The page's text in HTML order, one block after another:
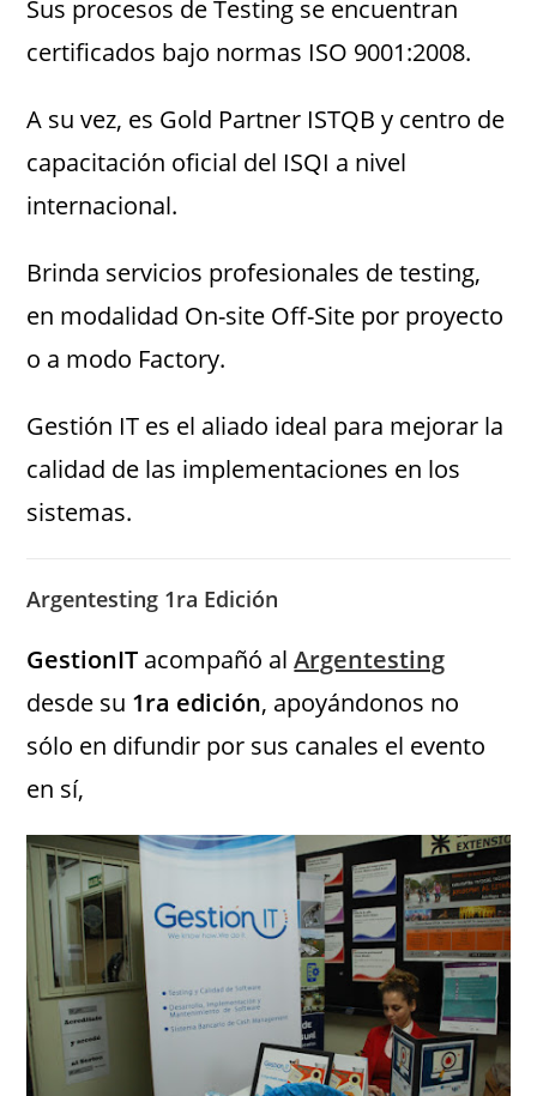
Sus procesos de Testing se encuentran
certificados bajo normas ISO 9001:2008.
A su vez, es Gold Partner ISTQB y centro de
capacitación oficial del ISQI a nivel
internacional.
Brinda servicios profesionales de testing,
en modalidad On-site Off-Site por proyecto
o a modo Factory.
Gestión IT es el aliado ideal para mejorar la
calidad de las implementaciones en los
sistemas.
Argentesting 1ra Edición
GestionIT acompañó alArgentesting
desde su 1ra edición, apoyándonos no
sólo en difundir por sus canales el evento
en sí,